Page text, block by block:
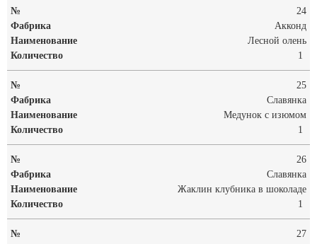
24
Акконд
Лесной олень
1
25
Славянка
Медунок с изюмом
1
26
Славянка
Жаклин клубника в шоколаде
1
27